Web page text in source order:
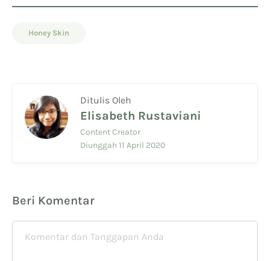
Honey Skin
Ditulis Oleh
Elisabeth Rustaviani
Content Creator
Diunggah 11 April 2020
Beri Komentar